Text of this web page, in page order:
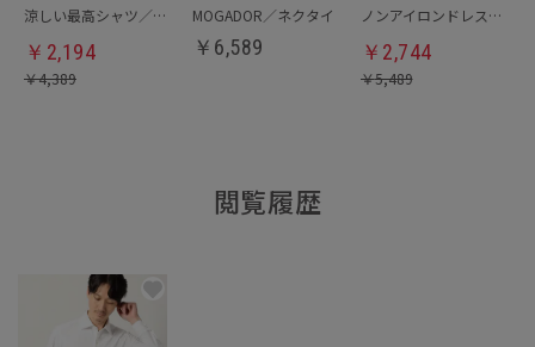
涼しい最高シャツ／ノンアイロンジャージードレスシャツ
￥ 2,194
￥4,389
MOGADOR／ネクタイ
￥ 6,589
ノンアイロンドレスシャツ
￥ 2,744
￥5,489
閲覧履歴